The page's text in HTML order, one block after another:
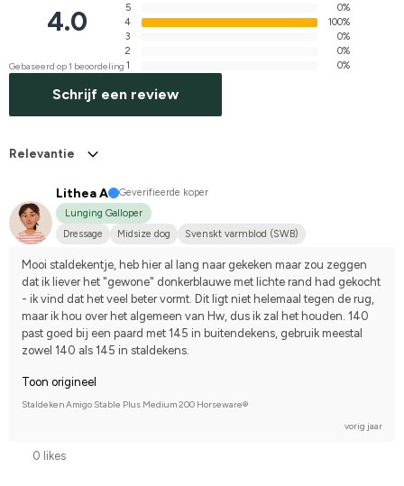
4.0
Gebaseerd op 1 beoordeling
5
0%
4
100%
3
0%
2
0%
1
0%
Schrijf een review
Relevantie
Lithea A
Geverifieerde koper
Lunging Galloper
Dressage
Midsize dog Svenskt varmblod (SWB)
Mooi staldekentje, heb hier al lang naar gekeken maar zou zeggen
dat ik liever het "gewone" donkerblauwe met lichte rand had gekocht
- ik vind dat het veel beter vormt. Dit ligt niet helemaal tegen de rug,
maar ik hou over het algemeen van Hw, dus ik zal het houden. 140
past goed bij een paard met 145 in buitendekens, gebruik meestal
zowel 140 als 145 in staldekens.
Toon origineel
Staldeken Amigo Stable Plus Medium 200 Horseware®
vorig jaar
0 likes